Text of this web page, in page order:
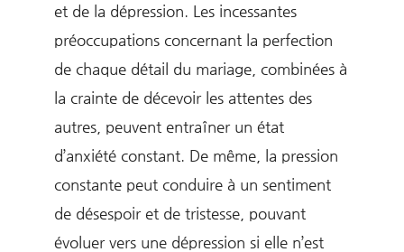
et de la dépression. Les incessantes
préoccupations concernant la perfection
de chaque détail du mariage, combinées à
la crainte de décevoir les attentes des
autres, peuvent entraîner un état
d’anxiété constant. De même, la pression
constante peut conduire à un sentiment
de désespoir et de tristesse, pouvant
évoluer vers une dépression si elle n’est